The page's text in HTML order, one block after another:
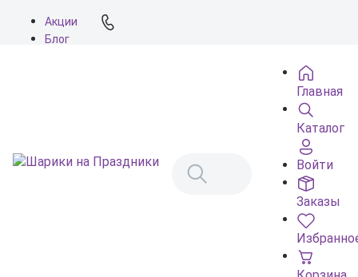
Акции
Блог
Главная
Каталог
Войти
Заказы